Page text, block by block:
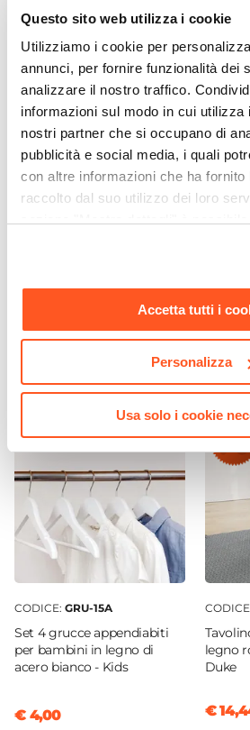
Questo sito web utilizza i cookie
Utilizziamo i cookie per
annunci, per fornire funzionalità dei
analizzare il nostro traffico.
informazioni sul modo in cui utilizza
nostri partner che si occupano di
pubblicità e social media, i quali
con altre informazioni che ha fornito
raccolto dal suo utilizzo dei loro
momento. Per maggiori
Accetta tutti i
Personalizza
Usa solo i cookie
struttura in acciaio nero con
15,00% €
CODICE: GRU-15A
Set 4 grucce appendiabiti
per bambini in legno di
acero bianco - Kids
€ 4,00
legno
Duke
€